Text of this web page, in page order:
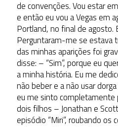
de convenções. Vou estar
e então eu vou a Vegas em
Portland, no final de agosto.
Perguntaram-me se estava
das minhas aparições foi
disse: – “Sim”, porque eu
a minha história. Eu me
não beber e a não usar
eu me sinto completamente
dois filhos – Jonathan e
episódio “Miri”, roubando os